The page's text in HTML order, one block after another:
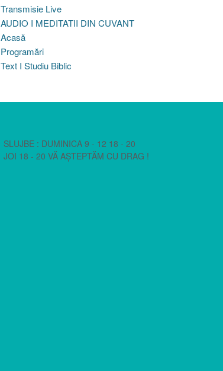
Transmisie Live
AUDIO I MEDITATII DIN CUVANT
Acasă
Programări
Text I Studiu Biblic
SLUJBE : DUMINICA 9 - 12 18 - 20
JOI 18 - 20 VĂ AȘTEPTĂM CU DRAG !